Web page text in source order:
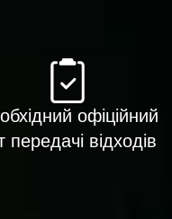
офіційний
передачі відходів